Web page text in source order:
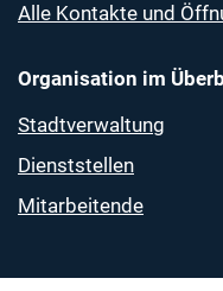
Alle Kontakte und
Organisation im
Stadtverwaltung
Dienststellen
Mitarbeitende